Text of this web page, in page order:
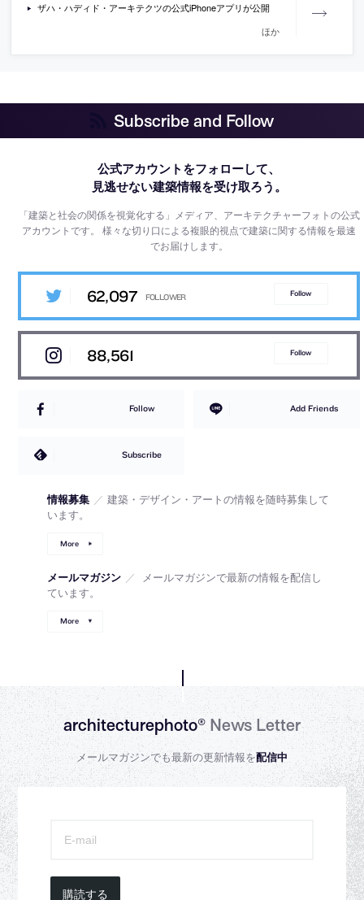
ザハ・ハディド・アーキテクツの公式iPhoneアプリが公開
ほか
Subscribe and Follow
公式アカウントをフォローして、
見逃せない建築情報を受け取ろう。
「建築と社会の関係を視覚化する」メディア、アーキテクチャーフォトの公式
アカウントです。様々な切り口による複眼的視点で建築に関する情報を最速
でお届けします。
62,097 Follow
88,561 Follow
Follow Add Friends
Subscribe
情報募集 ／ 建築・デザイン・アートの情報を随時募集して
います。
More
メールマガジン ／
メールマガジンで最新の情報を配信し
ています。
More
architecturephoto®News Letter
メールマガジンでも最新の更新情報を配信中
購読する